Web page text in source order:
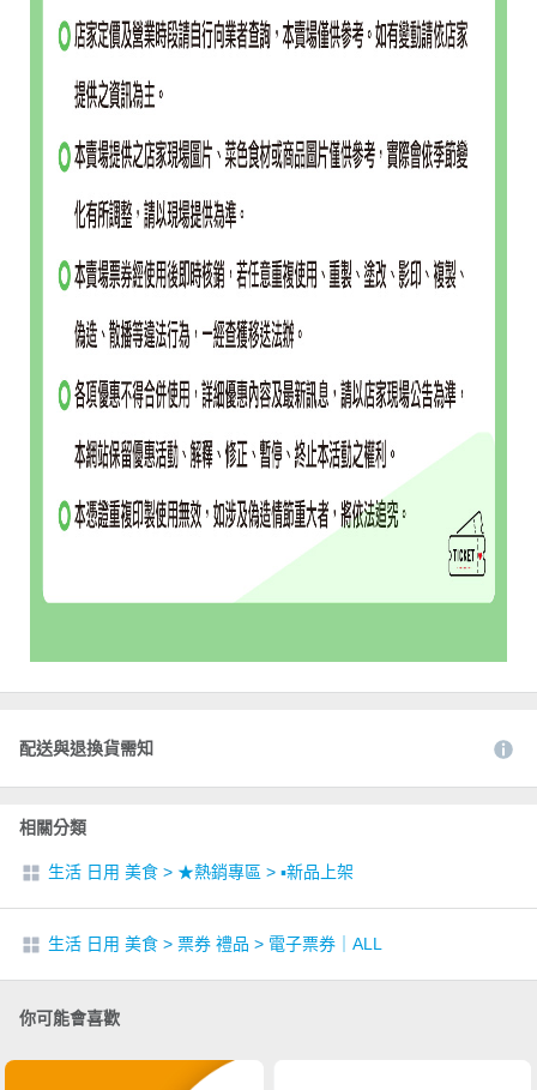
配送與退換貨需知
相關分類
生活 日用 美食 > ★熱銷專區 > ▪︎新品上架
生活 日用 美食 > 票券 禮品 > 電子票券｜ALL
你可能會喜歡